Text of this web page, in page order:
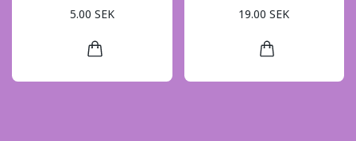
5.00 SEK
19.00 SEK